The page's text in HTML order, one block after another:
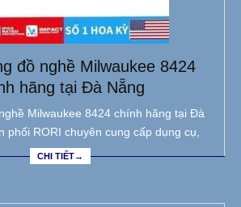
đồ nghề Milwaukee 8424
hãng tại Đà Nẵng
Milwaukee 8424 chính hãng tại Đà
phối RORI chuyên cung cấp dụng cụ,
CHI TIẾT→